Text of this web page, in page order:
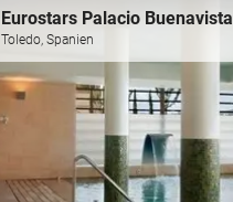
Eurostars Palacio Buenavista
Toledo, Spanien